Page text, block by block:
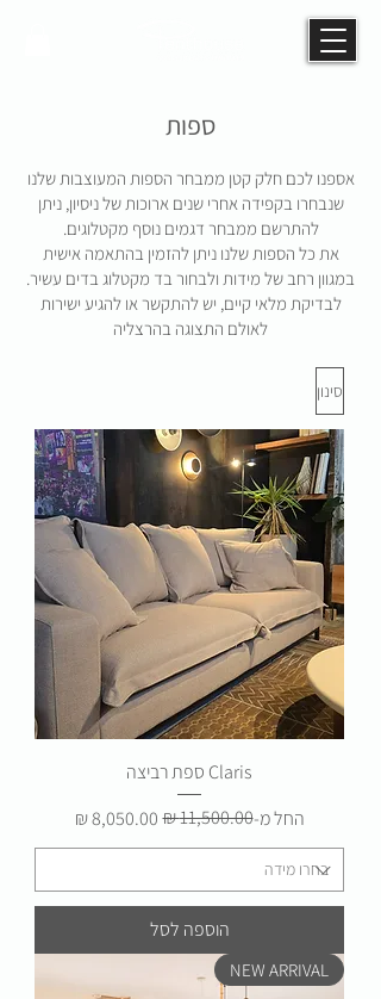
ספות
אספנו לכם חלק קטן ממבחר הספות המעוצבות שלנו
שנבחרו בקפידה אחרי שנים ארוכות של ניסיון, ניתן
להתרשם ממבחר דגמים נוסף מקטלוגים.
את כל הספות שלנו ניתן להזמין בהתאמה אישית
במגוון רחב של מידות ולבחור בד מקטלוג בדים עשיר.
לבדיקת מלאי קיים, יש להתקשר או להגיע ישירות
לאולם התצוגה בהרצליה
סינון
Claris ספת רביצה
החל מ-
מחיר רגיל
‏11,500.00 ‏₪
מחיר מבצע
הוספה לסל
NEW ARRIVAL